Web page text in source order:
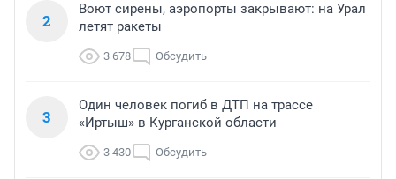
2
Воют сирены, аэропорты закрывают: на Урал
летят ракеты
3 678 Обсудить
3
Один человек погиб в ДТП на трассе
«Иртыш» в Курганской области
3 430 Обсудить